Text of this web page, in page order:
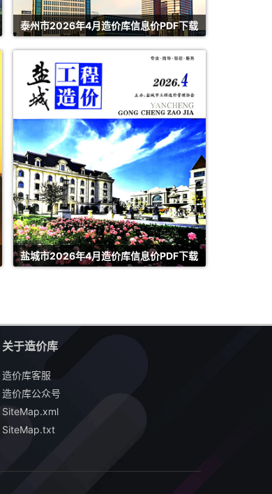
泰州市2026年4月造价库信息价PDF下载
盐城市2026年4月造价库信息价PDF下载
关于造价库
造价库客服
造价库公众号
SiteMap.xml
SiteMap.txt